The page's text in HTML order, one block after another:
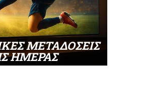
ΜΕΤΑΔΟΣΕΙΣ
ΗΜΕΡΑΣ